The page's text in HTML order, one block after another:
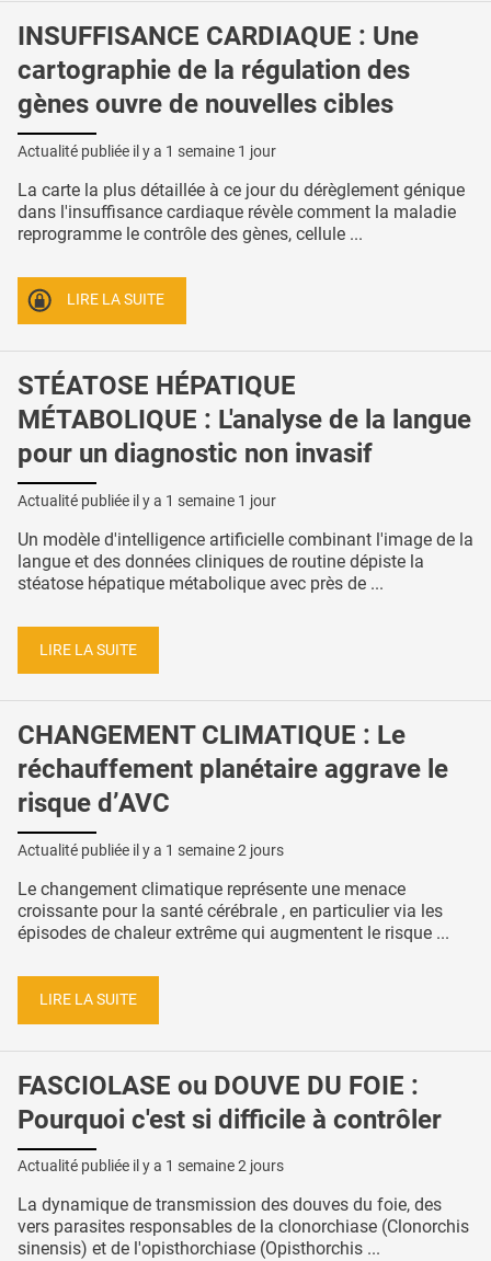
INSUFFISANCE CARDIAQUE : Une
cartographie de la régulation des
gènes ouvre de nouvelles cibles
Actualité publiée il y a 1 semaine 1 jour
La carte la plus détaillée à ce jour du dérèglement génique
dans l'insuffisance cardiaque révèle comment la maladie
reprogramme le contrôle des gènes, cellule ...
LIRE LA SUITE
STÉATOSE HÉPATIQUE
MÉTABOLIQUE : L'analyse de la langue
pour un diagnostic non invasif
Actualité publiée il y a 1 semaine 1 jour
Un modèle d'intelligence artificielle combinant l'image de la
langue et des données cliniques de routine dépiste la
stéatose hépatique métabolique avec près de ...
LIRE LA SUITE
CHANGEMENT CLIMATIQUE : Le
réchauffement planétaire aggrave le
risque d’AVC
Actualité publiée il y a 1 semaine 2 jours
Le changement climatique représente une menace
croissante pour la santé cérébrale , en particulier via les
épisodes de chaleur extrême qui augmentent le risque ...
LIRE LA SUITE
FASCIOLASE ou DOUVE DU FOIE :
Pourquoi c'est si difficile à contrôler
Actualité publiée il y a 1 semaine 2 jours
La dynamique de transmission des douves du foie, des
vers parasites responsables de la clonorchiase (Clonorchis
sinensis) et de l'opisthorchiase (Opisthorchis ...